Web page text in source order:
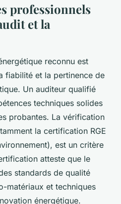
professionnels
et la
reconnu est
fiabilité et la pertinence de
Un auditeur qualifié
techniques solides
probantes. La vérification
la certification RGE
est un critère
atteste que le
standards de qualité
matériaux et techniques
énergétique.